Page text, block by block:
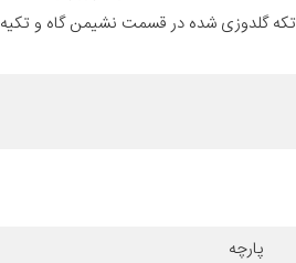
تابستان عرق نمیکند به همراه 8 تکه گلدوزی شده در
پارچه